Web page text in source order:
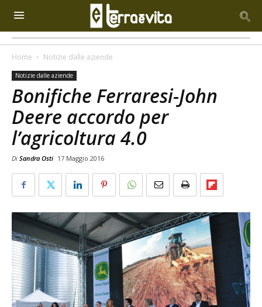
Home Notizie dalle aziende
Notizie dalle aziende
Bonifiche Ferraresi-John
Deere accordo per
l’agricoltura 4.0
Di Sandra Osti 17 Maggio 2016